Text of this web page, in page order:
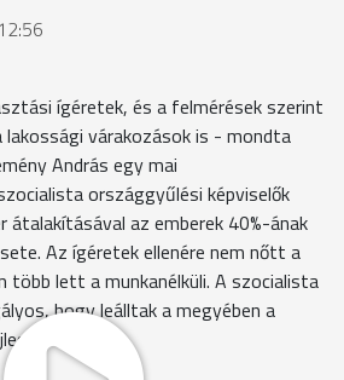
ígéretek, és a felmérések szerint
várakozások is - mondta
András egy mai
országgyűlési képviselők
átalakításával az emberek 40%-ának
Az ígéretek ellenére nem nőtt a
lett a munkanélküli. A szocialista
hogy leálltak a megyében a